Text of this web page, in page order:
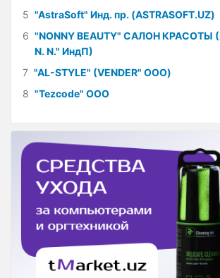
5 "AstraSoft" Инд. пр. (ASTRASOFT.UZ)
6 "NONNY BEAUTY" САЛОН КРАСОТЫ
N. N." ИндП)
7 "AL-STYLE" (VENDER" ООО)
8 "Tezcode" ООО